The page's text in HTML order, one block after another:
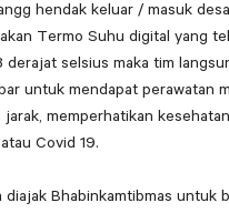
hendak keluar / masuk
Termo Suhu digital yang
derajat selsius maka tim
untuk mendapat perawatan
jarak, memperhatikan
Covid 19.
Bhabinkamtibmas untuk